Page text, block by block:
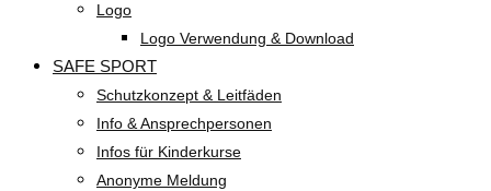
Logo
Logo Verwendung & Download
SAFE SPORT
Schutzkonzept & Leitfäden
Info & Ansprechpersonen
Infos für Kinderkurse
Anonyme Meldung